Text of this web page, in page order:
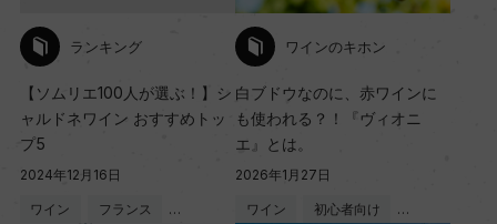
ランキング
【ソムリエ100人が選ぶ！】シ
ャルドネワイン おすすめトッ
プ5
2024年12月16日
ワイン フランス …
ワインのキホン
白ブドウなのに、赤ワインに
も使われる？！『ヴィオニ
エ』とは。
2026年1月27日
ワイン 初心者向け …